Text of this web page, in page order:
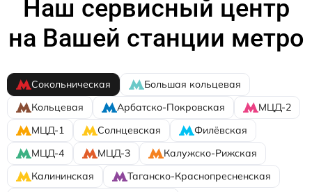
Наш сервисный центр
на Вашей станции метро
Сокольническая
Большая кольцевая
Кольцевая
Арбатско-Покровская
МЦД-2
МЦД-1
Солнцевская
Филёвская
МЦД-4
МЦД-3
Калужско-Рижская
Калининская
Таганско-Краснопресненская